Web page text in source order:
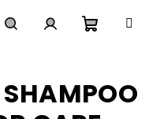
košík